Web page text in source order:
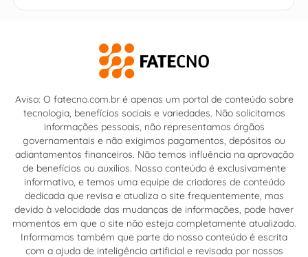
Aviso: O fatecno.com.br é apenas um portal de conteúdo sobre
tecnologia, benefícios sociais e variedades. Não solicitamos
informações pessoais, não representamos órgãos
governamentais e não exigimos pagamentos, depósitos ou
adiantamentos financeiros. Não temos influência na aprovação
de benefícios ou auxílios. Nosso conteúdo é exclusivamente
informativo, e temos uma equipe de criadores de conteúdo
dedicada que revisa e atualiza o site frequentemente, mas
devido à velocidade das mudanças de informações, pode haver
momentos em que o site não esteja completamente atualizado.
Informamos também que parte do nosso conteúdo é escrita
com a ajuda de inteligência artificial e revisada por nossos